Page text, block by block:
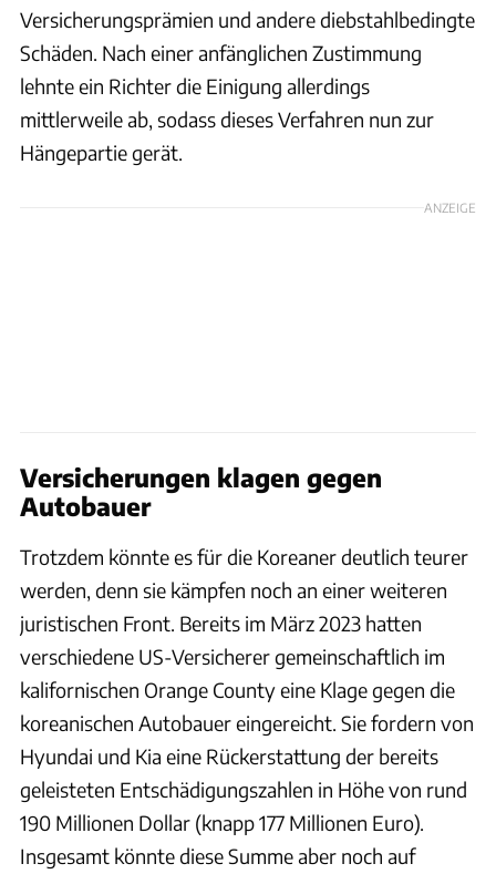
Versicherungsprämien und andere diebstahlbedingte
Schäden. Nach einer anfänglichen Zustimmung
lehnte ein Richter die Einigung allerdings
mittlerweile ab, sodass dieses Verfahren nun zur
Hängepartie gerät.
ANZEIGE
Versicherungen klagen gegen
Autobauer
Trotzdem könnte es für die Koreaner deutlich teurer
werden, denn sie kämpfen noch an einer weiteren
juristischen Front. Bereits im März 2023 hatten
verschiedene US-Versicherer gemeinschaftlich im
kalifornischen Orange County eine Klage gegen die
koreanischen Autobauer eingereicht. Sie fordern von
Hyundai und Kia eine Rückerstattung der bereits
geleisteten Entschädigungszahlen in Höhe von rund
190 Millionen Dollar (knapp 177 Millionen Euro).
Insgesamt könnte diese Summe aber noch auf